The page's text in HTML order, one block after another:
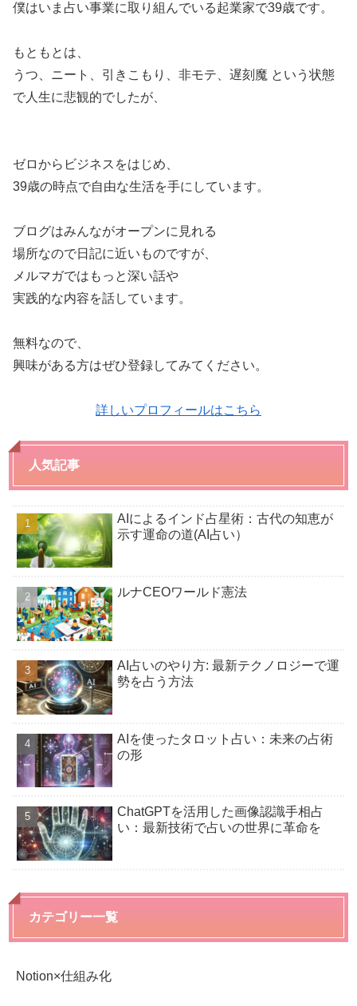
僕はいま占い事業に取り組んでいる起業家で39歳です。
もともとは、
うつ、ニート、引きこもり、非モテ、遅刻魔 という状態
で人生に悲観的でしたが、
ゼロからビジネスをはじめ、
39歳の時点で自由な生活を手にしています。
ブログはみんながオープンに見れる
場所なので日記に近いものですが、
メルマガではもっと深い話や
実践的な内容を話しています。
無料なので、
興味がある方はぜひ登録してみてください。
詳しいプロフィールはこちら
人気記事
AIによるインド占星術：古代の知恵が
示す運命の道(AI占い）
ルナCEOワールド憲法
AI占いのやり方: 最新テクノロジーで運
勢を占う方法
AIを使ったタロット占い：未来の占術
の形
ChatGPTを活用した画像認識手相占
い：最新技術で占いの世界に革命を
カテゴリー一覧
Notion×仕組み化